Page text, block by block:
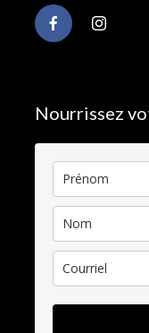
Nourrissez